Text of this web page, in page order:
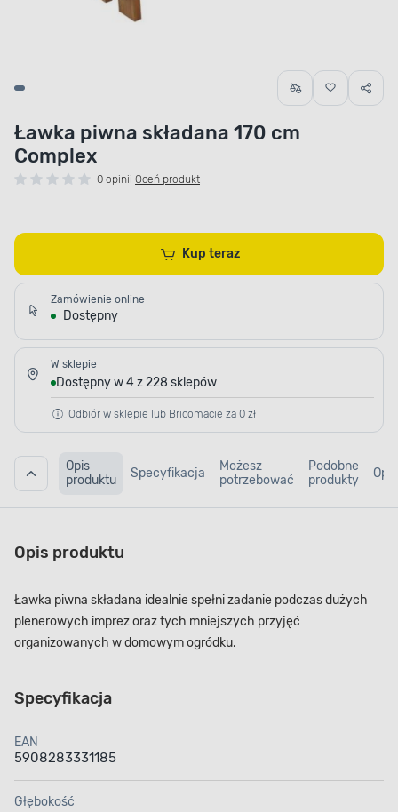
Ławka piwna składana 170 cm
Complex
0 opinii Oceń produkt
Kup teraz
Zamówienie online
Dostępny
W sklepie
Dostępny w 4 z 228 sklepów
Odbiór w sklepie lub Bricomacie za 0 zł
Opis
produktu
Specyfikacja
Możesz
potrzebować
Podobne
produkty
Opis produktu
Ławka piwna składana idealnie spełni zadanie podczas dużych
plenerowych imprez oraz tych mniejszych przyjęć
organizowanych w domowym ogródku.
Specyfikacja
EAN
5908283331185
Głębokość